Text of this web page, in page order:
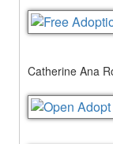
Catherine Ana